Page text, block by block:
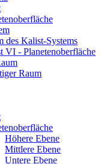
des Kalist-Systems
VI - Planetenoberfläche
Raum
Höhere Ebene
Mittlere Ebene
Untere Ebene